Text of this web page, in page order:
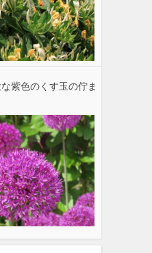
紫色のくす玉の佇ま